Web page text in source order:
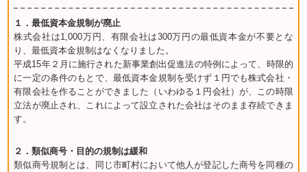
１．最低資本金規制が廃止
株式会社は1,000万円、有限会社は300万円の最低資本金が不要とな
り、最低資本金規制はなくなりました。
平成15年２月に施行された新事業創出促進法の特例によって、時限的
に一定の条件のもとで、最低資本金規制を受けず１円でも株式会社・
有限会社を作ることができました（いわゆる１円会社）が、この時限
立法が廃止され、これによって設立された会社はそのまま存続できま
す。
２．類似商号・目的の規制は緩和
類似商号規制とは、同じ市町村において他人が登記した商号を同種の